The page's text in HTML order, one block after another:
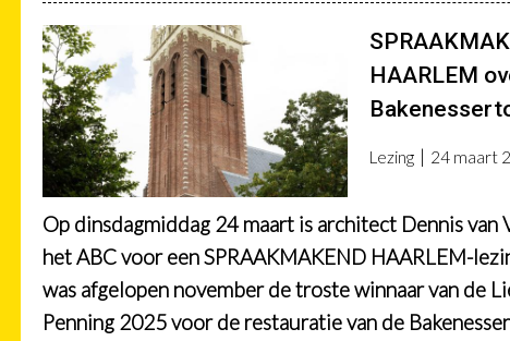
HAARLEM
Lezing 24 maart
Op dinsdagmiddag 24 maart is architect Dennis van
het ABC voor een SPRAAKMAKEND HAARLEM-
was afgelopen november de troste winnaar van de
Penning 2025 voor de restauratie van de